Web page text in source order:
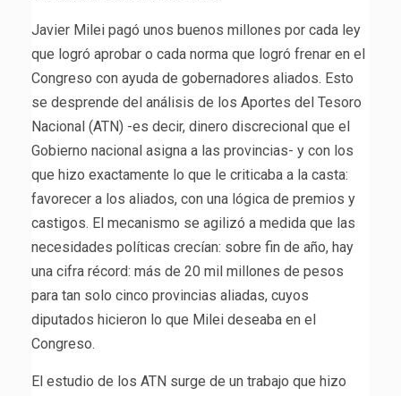
Javier Milei pagó unos buenos millones por cada ley
que logró aprobar o cada norma que logró frenar en el
Congreso con ayuda de gobernadores aliados. Esto
se desprende del análisis de los Aportes del Tesoro
Nacional (ATN) -es decir, dinero discrecional que el
Gobierno nacional asigna a las provincias- y con los
que hizo exactamente lo que le criticaba a la casta:
favorecer a los aliados, con una lógica de premios y
castigos. El mecanismo se agilizó a medida que las
necesidades políticas crecían: sobre fin de año, hay
una cifra récord: más de 20 mil millones de pesos
para tan solo cinco provincias aliadas, cuyos
diputados hicieron lo que Milei deseaba en el
Congreso.
El estudio de los ATN surge de un trabajo que hizo